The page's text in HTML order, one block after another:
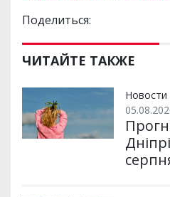
Поделиться:
ЧИТАЙТЕ ТАКЖЕ
Новости